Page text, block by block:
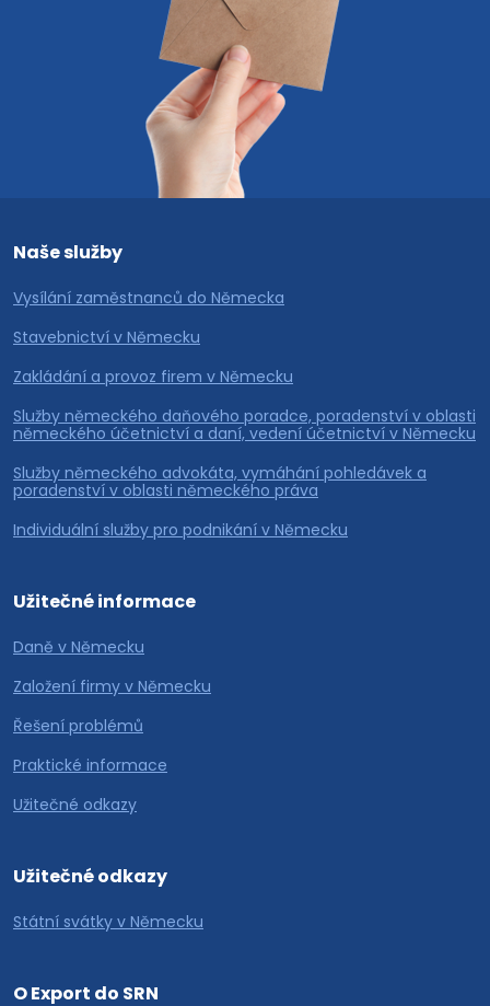
Naše služby
Vysílání zaměstnanců do Německa
Stavebnictví v Německu
Zakládání a provoz firem v Německu
Služby německého daňového poradce, poradenství v oblasti
německého účetnictví a daní, vedení účetnictví v Německu
Služby německého advokáta, vymáhání pohledávek a
poradenství v oblasti německého práva
Individuální služby pro podnikání v Německu
Užitečné informace
Daně v Německu
Založení firmy v Německu
Řešení problémů
Praktické informace
Užitečné odkazy
Užitečné odkazy
Státní svátky v Německu
O Export do SRN